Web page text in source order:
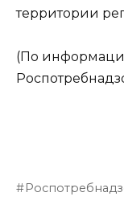
территории
(По